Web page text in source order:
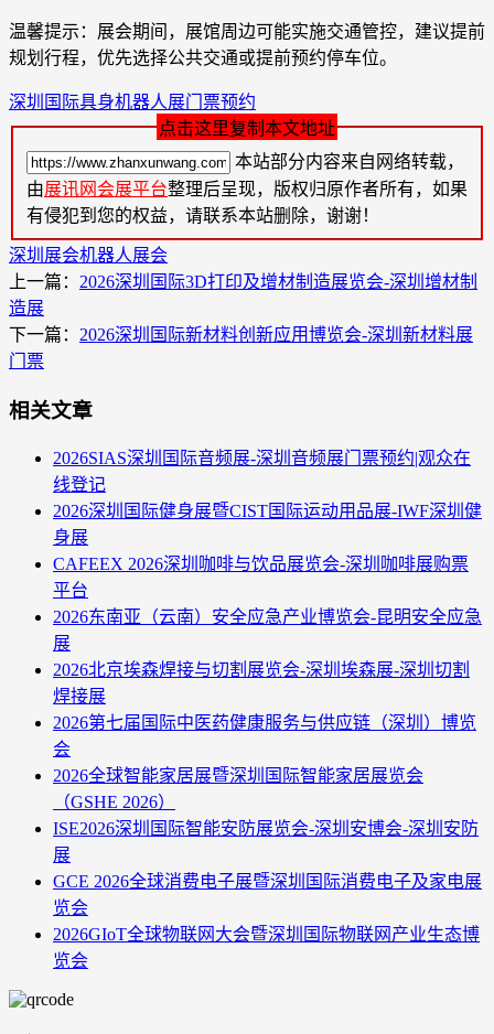
温馨提示：展会期间，展馆周边可能实施交通管控，建议提前
规划行程，优先选择公共交通或提前预约停车位。
深圳国际具身机器人展门票预约
点击这里复制本文地址
本站部分内容来自网络转载，
由展讯网会展平台整理后呈现，版权归原作者所有，如果
有侵犯到您的权益，请联系本站删除，谢谢！
深圳展会机器人展会
上一篇： 2026深圳国际3D打印及增材制造展览会-深圳增材制
造展
下一篇： 2026深圳国际新材料创新应用博览会-深圳新材料展
门票
相关文章
2026SIAS深圳国际音频展-深圳音频展门票预约|观众在
线登记
2026深圳国际健身展暨CIST国际运动用品展-IWF深圳健
身展
CAFEEX 2026深圳咖啡与饮品展览会-深圳咖啡展购票
平台
2026东南亚（云南）安全应急产业博览会-昆明安全应急
展
2026北京埃森焊接与切割展览会-深圳埃森展-深圳切割
焊接展
2026第七届国际中医药健康服务与供应链（深圳）博览
会
2026全球智能家居展暨深圳国际智能家居展览会
（GSHE 2026）
ISE2026深圳国际智能安防展览会-深圳安博会-深圳安防
展
GCE 2026全球消费电子展暨深圳国际消费电子及家电展
览会
2026GIoT全球物联网大会暨深圳国际物联网产业生态博
览会